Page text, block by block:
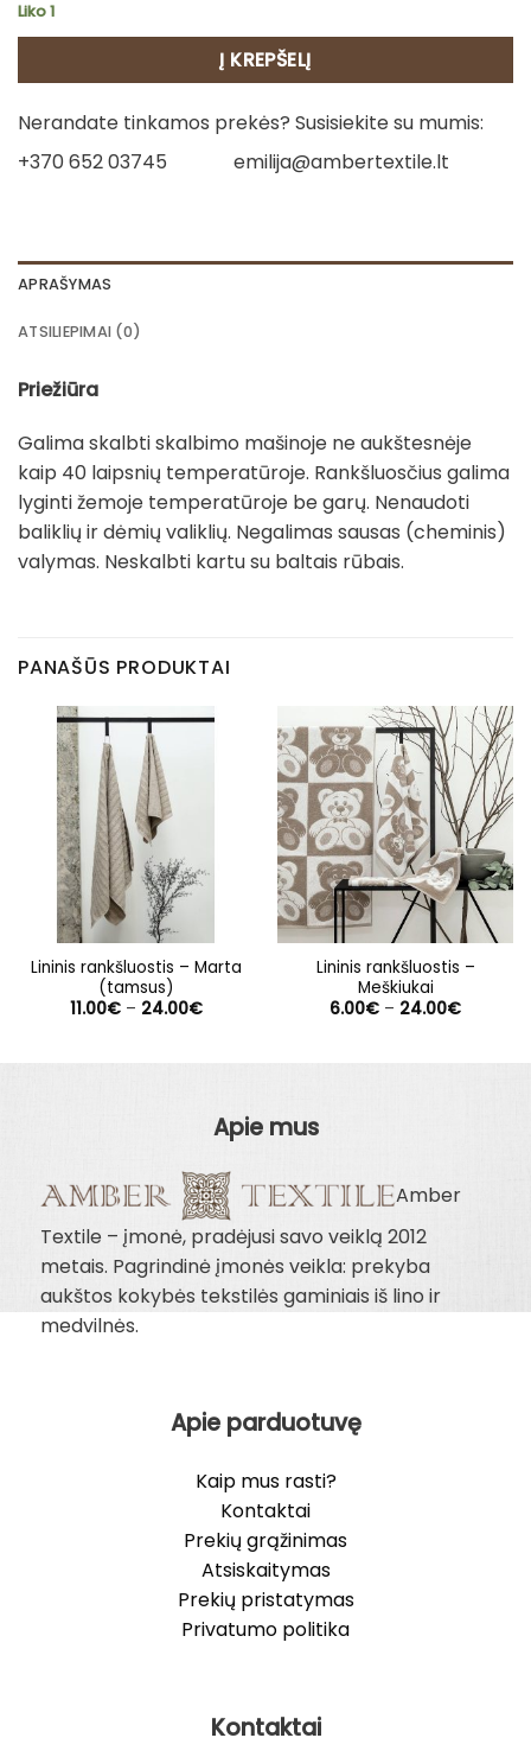
Liko 1
Į KREPŠELĮ
Nerandate tinkamos prekės? Susisiekite su mumis:
+370 652 03745
emilija@ambertextile.lt
APRAŠYMAS
ATSILIEPIMAI (0)
Priežiūra
Galima skalbti skalbimo mašinoje ne aukštesnėje
kaip 40 laipsnių temperatūroje. Rankšluosčius galima
lyginti žemoje temperatūroje be garų. Nenaudoti
baliklių ir dėmių valiklių. Negalimas sausas (cheminis)
valymas. Neskalbti kartu su baltais rūbais.
PANAŠŪS PRODUKTAI
Lininis rankšluostis – Marta
(tamsus)
11.00€ – 24.00€Price
Lininis rankšluostis –
Meškiukai
6.00€ – 24.00€Price
Apie mus
Amber
Textile – įmonė, pradėjusi savo veiklą 2012
metais. Pagrindinė įmonės veikla: prekyba
aukštos kokybės tekstilės gaminiais iš lino ir
medvilnės.
Apie parduotuvę
Kaip mus rasti?
Kontaktai
Prekių grąžinimas
Atsiskaitymas
Prekių pristatymas
Privatumo politika
Kontaktai